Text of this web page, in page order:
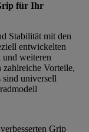
für Ihr
Stabilität mit den
entwickelten
weiteren
Vorteile,
sind universell
Grip